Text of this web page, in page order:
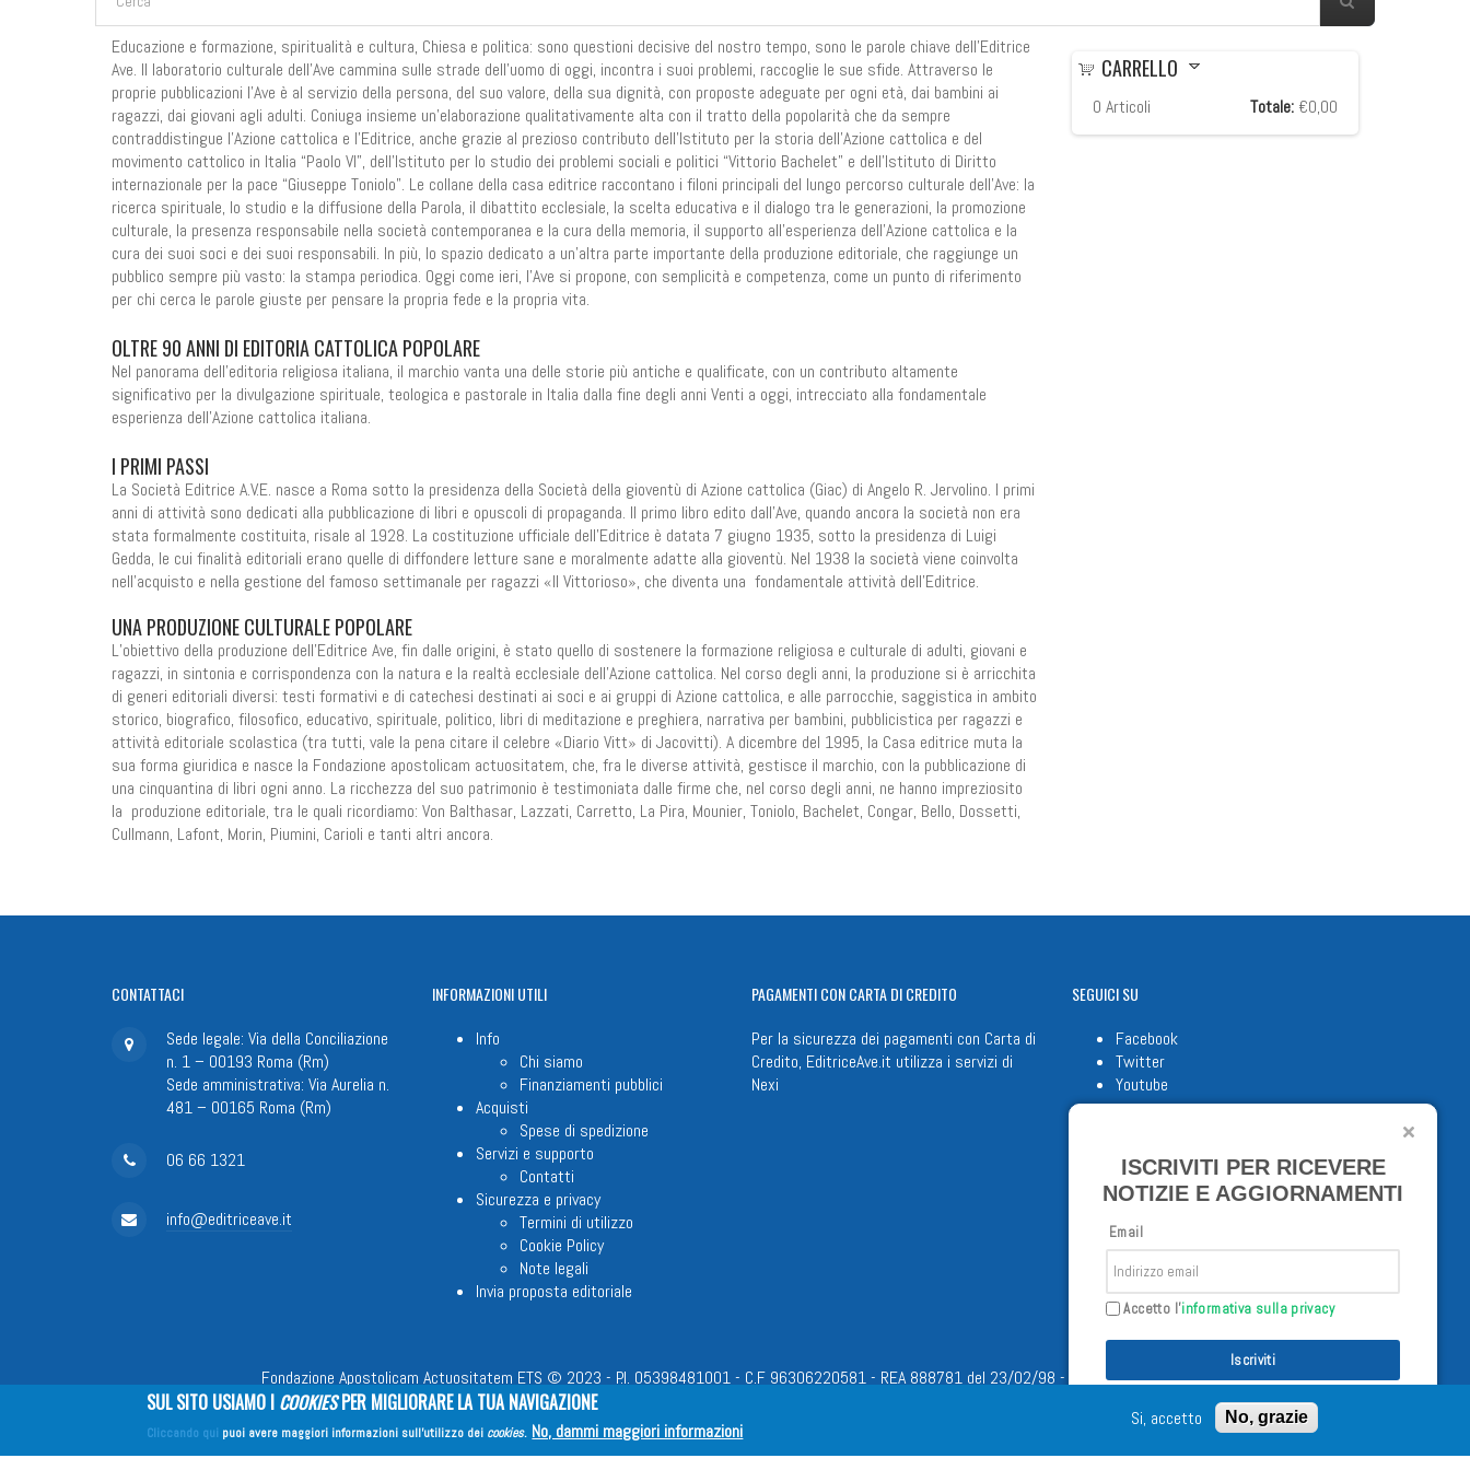
Educazione e formazione, spiritualità e cultura, Chiesa e politica: sono questioni decisive del nostro tempo, sono le parole chiave dell’Editrice
Ave. Il laboratorio culturale dell’Ave cammina sulle strade dell’uomo di oggi, incontra i suoi problemi, raccoglie le sue sfide. Attraverso le
proprie pubblicazioni l’Ave è al servizio della persona, del suo valore, della sua dignità, con proposte adeguate per ogni età, dai bambini ai
ragazzi, dai giovani agli adulti. Coniuga insieme un’elaborazione qualitativamente alta con il tratto della popolarità che da sempre
contraddistingue l’Azione cattolica e l’Editrice, anche grazie al prezioso contributo dell’Istituto per la storia dell’Azione cattolica e del
movimento cattolico in Italia “Paolo VI”, dell’Istituto per lo studio dei problemi sociali e politici “Vittorio Bachelet” e dell’Istituto di Diritto
internazionale per la pace “Giuseppe Toniolo”. Le collane della casa editrice raccontano i filoni principali del lungo percorso culturale dell’Ave: la
ricerca spirituale, lo studio e la diffusione della Parola, il dibattito ecclesiale, la scelta educativa e il dialogo tra le generazioni, la promozione
culturale, la presenza responsabile nella società contemporanea e la cura della memoria, il supporto all’esperienza dell’Azione cattolica e la
cura dei suoi soci e dei suoi responsabili. In più, lo spazio dedicato a un’altra parte importante della produzione editoriale, che raggiunge un
pubblico sempre più vasto: la stampa periodica. Oggi come ieri, l’Ave si propone, con semplicità e competenza, come un punto di riferimento
per chi cerca le parole giuste per pensare la propria fede e la propria vita.
OLTRE 90 ANNI DI EDITORIA CATTOLICA POPOLARE
Nel panorama dell’editoria religiosa italiana, il marchio vanta una delle storie più antiche e qualificate, con un contributo altamente
significativo per la divulgazione spirituale, teologica e pastorale in Italia dalla fine degli anni Venti a oggi, intrecciato alla fondamentale
esperienza dell’Azione cattolica italiana.
I PRIMI PASSI
La Società Editrice A.V.E. nasce a Roma sotto la presidenza della Società della gioventù di Azione cattolica (Giac) di Angelo R. Jervolino. I primi
anni di attività sono dedicati alla pubblicazione di libri e opuscoli di propaganda. Il primo libro edito dall’Ave, quando ancora la società non era
stata formalmente costituita, risale al 1928. La costituzione ufficiale dell’Editrice è datata 7 giugno 1935, sotto la presidenza di Luigi
Gedda, le cui finalità editoriali erano quelle di diffondere letture sane e moralmente adatte alla gioventù. Nel 1938 la società viene coinvolta
nell’acquisto e nella gestione del famoso settimanale per ragazzi «Il Vittorioso», che diventa una fondamentale attività dell’Editrice.
UNA PRODUZIONE CULTURALE POPOLARE
L’obiettivo della produzione dell’Editrice Ave, fin dalle origini, è stato quello di sostenere la formazione religiosa e culturale di adulti, giovani e
ragazzi, in sintonia e corrispondenza con la natura e la realtà ecclesiale dell’Azione cattolica. Nel corso degli anni, la produzione si è arricchita
di generi editoriali diversi: testi formativi e di catechesi destinati ai soci e ai gruppi di Azione cattolica, e alle parrocchie, saggistica in ambito
storico, biografico, filosofico, educativo, spirituale, politico, libri di meditazione e preghiera, narrativa per bambini, pubblicistica per ragazzi e
attività editoriale scolastica (tra tutti, vale la pena citare il celebre «Diario Vitt» di Jacovitti). A dicembre del 1995, la Casa editrice muta la
sua forma giuridica e nasce la Fondazione apostolicam actuositatem, che, fra le diverse attività, gestisce il marchio, con la pubblicazione di
una cinquantina di libri ogni anno. La ricchezza del suo patrimonio è testimoniata dalle firme che, nel corso degli anni, ne hanno impreziosito
la produzione editoriale, tra le quali ricordiamo: Von Balthasar, Lazzati, Carretto, La Pira, Mounier, Toniolo, Bachelet, Congar, Bello, Dossetti,
Cullmann, Lafont, Morin, Piumini, Carioli e tanti altri ancora.
CARRELLO
0 Articoli Totale: €0,00
CONTATTACI
Sede legale: Via della Conciliazione
n. 1 – 00193 Roma (Rm)
Sede amministrativa: Via Aurelia n.
481 – 00165 Roma (Rm)
06 66 1321
info@editriceave.it
INFORMAZIONIUTILI
Info
Chi siamo
Finanziamenti pubblici
Acquisti
Spese di spedizione
Servizi e supporto
Contatti
Sicurezza e privacy
Termini di utilizzo
Cookie Policy
Note legali
Invia proposta editoriale
PAGAMENTICON CARTA DI CREDITO
Per la sicurezza dei pagamenti con Carta di
Credito, EditriceAve.it utilizza i servizi di
Nexi
SEGUICISU
Facebook
Twitter
Youtube
Fondazione Apostolicam Actuositatem ETS © 2023 - P.I. 05398481001 - C.F 96306220581 - REA 888781 del 23/02/98 - Tutti i diritti riservati
ISCRIVITI PER RICEVERE
NOTIZIE E AGGIORNAMENTI
Email
Accetto l'informativa sulla privacy
Iscriviti
SUL SITO USIAMO I COOKIESPER MIGLIORARE LA TUA NAVIGAZIONE
Cliccando qui puoi avere maggiori informazioni sull'utilizzo dei cookies. No, dammi maggiori informazioni
Si, accetto No, grazie